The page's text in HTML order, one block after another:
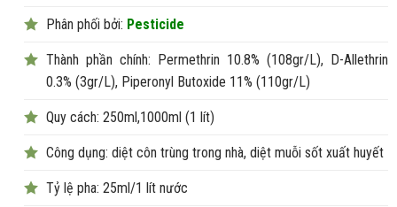
Phân phối bởi: Pesticide
Thành phần chính: Permethrin 10.8% (108gr/L), D-Allethrin
0.3% (3gr/L), Piperonyl Butoxide 11% (110gr/L)
Quy cách: 250ml,1000ml (1 lít)
Công dụng: diệt côn trùng trong nhà, diệt muỗi sốt xuất huyết
Tỷ lệ pha: 25ml/1 lít nước